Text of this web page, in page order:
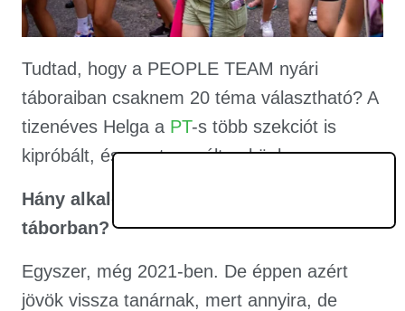
Tudtad, hogy a PEOPLE TEAM nyári
táboraiban csaknem 20 téma választható? A
tizenéves Helga a PT-s több szekciót is
kipróbált, és most mesélt nekünk…
Hány alkalommal voltál PEOPLE TEAM-
táborban?
Egyszer, még 2021-ben. De éppen azért
jövök vissza tanárnak, mert annyira, de